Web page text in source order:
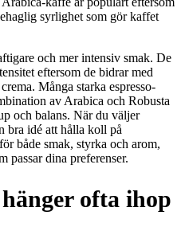
syrlighet som gör kaffet
och mer intensiv smak. De
eftersom de bidrar med
Många starka espresso-
av Arabica och Robusta
och balans. När du väljer
bra idé att hålla koll på
både smak, styrka och arom,
passar dina preferenser.
ofta ihop